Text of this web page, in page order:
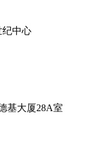
纪中心
基大厦28A室